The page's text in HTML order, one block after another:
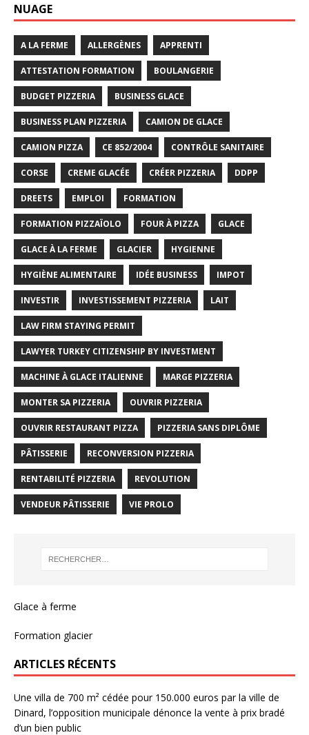
NUAGE
A LA FERME ALLERGÈNES APPRENTI
ATTESTATION FORMATION BOULANGERIE
BUDGET PIZZERIA BUSINESS GLACE
BUSINESS PLAN PIZZERIA CAMION DE GLACE
CAMION PIZZA CE 852/2004 CONTRÔLE SANITAIRE
CORSE CREME GLACÉE CRÉER PIZZERIA DDPP
DREETS EMPLOI FORMATION
FORMATION PIZZAÏOLO FOUR À PIZZA GLACE
GLACE À LA FERME GLACIER HYGIENNE
HYGIÈNE ALIMENTAIRE IDÉE BUSINESS IMPOT
INVESTIR INVESTISSEMENT PIZZERIA LAIT
LAW FIRM STAYING PERMIT
LAWYER TURKEY CITIZENSHIP BY INVESTMENT
MACHINE À GLACE ITALIENNE MARGE PIZZERIA
MONTER SA PIZZERIA OUVRIR PIZZERIA
OUVRIR RESTAURANT PIZZA PIZZERIA SANS DIPLÔME
PÂTISSERIE RECONVERSION PIZZERIA
RENTABILITÉ PIZZERIA REVOLUTION
VENDEUR PÂTISSERIE VIE PROLO
Glace à ferme
Formation glacier
ARTICLES RÉCENTS
Une villa de 700 m² cédée pour 150.000 euros par la ville de
Dinard, l’opposition municipale dénonce la vente à prix bradé
d’un bien public